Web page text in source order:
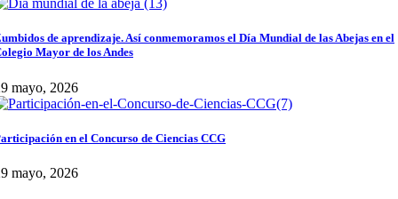
de aprendizaje. Así conmemoramos el Día Mundial de las Abejas en el
Mayor de los Andes
mayo, 2026
en el Concurso de Ciencias CCG
mayo, 2026